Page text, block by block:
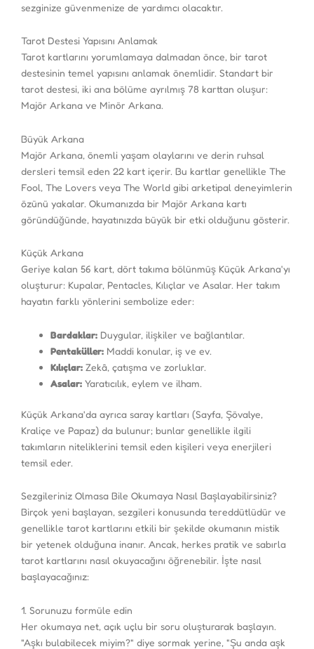
sezginize güvenmenize de yardımcı olacaktır.
Tarot Destesi Yapısını Anlamak
Tarot kartlarını yorumlamaya dalmadan önce, bir tarot
destesinin temel yapısını anlamak önemlidir. Standart bir
tarot destesi, iki ana bölüme ayrılmış 78 karttan oluşur:
Majör Arkana ve Minör Arkana.
Büyük Arkana
Majör Arkana, önemli yaşam olaylarını ve derin ruhsal
dersleri temsil eden 22 kart içerir. Bu kartlar genellikle The
Fool, The Lovers veya The World gibi arketipal deneyimlerin
özünü yakalar. Okumanızda bir Majör Arkana kartı
göründüğünde, hayatınızda büyük bir etki olduğunu gösterir.
Küçük Arkana
Geriye kalan 56 kart, dört takıma bölünmüş Küçük Arkana'yı
oluşturur: Kupalar, Pentacles, Kılıçlar ve Asalar. Her takım
hayatın farklı yönlerini sembolize eder:
Bardaklar: Duygular, ilişkiler ve bağlantılar.
Pentaküller: Maddi konular, iş ve ev.
Kılıçlar: Zekâ, çatışma ve zorluklar.
Asalar: Yaratıcılık, eylem ve ilham.
Küçük Arkana'da ayrıca saray kartları (Sayfa, Şövalye,
Kraliçe ve Papaz) da bulunur; bunlar genellikle ilgili
takımların niteliklerini temsil eden kişileri veya enerjileri
temsil eder.
Sezgileriniz Olmasa Bile Okumaya Nasıl Başlayabilirsiniz?
Birçok yeni başlayan, sezgileri konusunda tereddütlüdür ve
genellikle tarot kartlarını etkili bir şekilde okumanın mistik
bir yetenek olduğuna inanır. Ancak, herkes pratik ve sabırla
tarot kartlarını nasıl okuyacağını öğrenebilir. İşte nasıl
başlayacağınız:
1. Sorunuzu formüle edin
Her okumaya net, açık uçlu bir soru oluşturarak başlayın.
"Aşkı bulabilecek miyim?" diye sormak yerine, "Şu anda aşk